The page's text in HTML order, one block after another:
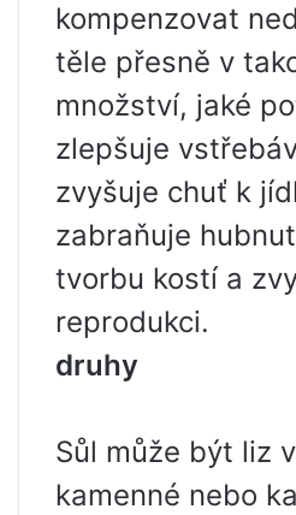
kompenzovat
těle přesně v
množství, jaké
zlepšuje
zvyšuje chuť k
zabraňuje
tvorbu kostí a
reprodukci.
druhy
Sůl může být liz
kamenné nebo